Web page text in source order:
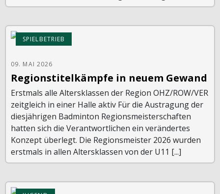
SPIELBETRIEB
09. MAI 2026
Regionstitelkämpfe in neuem Gewand
Erstmals alle Altersklassen der Region OHZ/ROW/VER
zeitgleich in einer Halle aktiv Für die Austragung der
diesjährigen Badminton Regionsmeisterschaften
hatten sich die Verantwortlichen ein verändertes
Konzept überlegt. Die Regionsmeister 2026 wurden
erstmals in allen Altersklassen von der U11 [...]